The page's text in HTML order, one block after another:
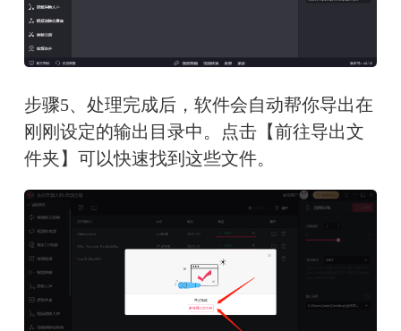
步骤5、处理完成后，软件会自动帮你导出在
刚刚设定的输出目录中。点击【前往导出文
件夹】可以快速找到这些文件。